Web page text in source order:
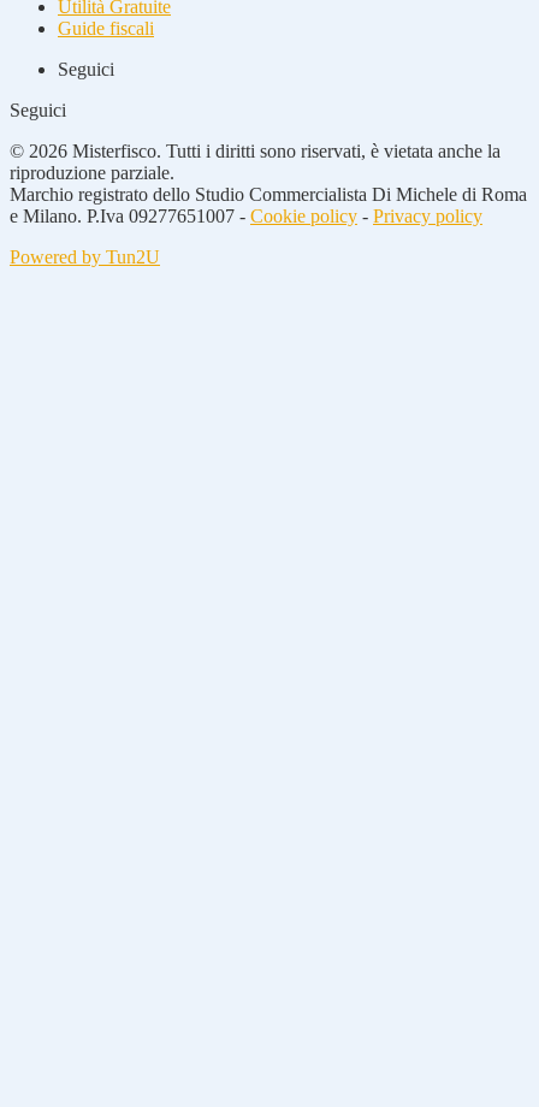
Utilità Gratuite
Guide fiscali
Seguici
Seguici
© 2026 Misterfisco. Tutti i diritti sono riservati, è vietata anche la
riproduzione parziale.
Marchio registrato dello Studio Commercialista Di Michele di Roma
e Milano. P.Iva 09277651007 - Cookie policy - Privacy policy
Powered by Tun2U